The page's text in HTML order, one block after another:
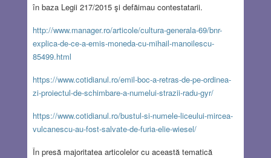
în baza Legii 217/2015 şi defăimau contestatarii.
http://www.manager.ro/articole/cultura-generala-69/bnr-
explica-de-ce-a-emis-moneda-cu-mihail-manoilescu-
85499.html
https://www.cotidianul.ro/emil-boc-a-retras-de-pe-ordinea-
zi-proiectul-de-schimbare-a-numelui-strazii-radu-gyr/
https://www.cotidianul.ro/bustul-si-numele-liceului-mircea-
vulcanescu-au-fost-salvate-de-furia-elie-wiesel/
În presă majoritatea articolelor cu această tematică